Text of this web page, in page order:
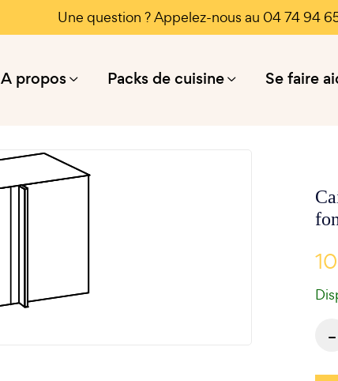
Une question ? Appelez-nous au 04 74 94
A propos Packs de cuisine Se faire
-